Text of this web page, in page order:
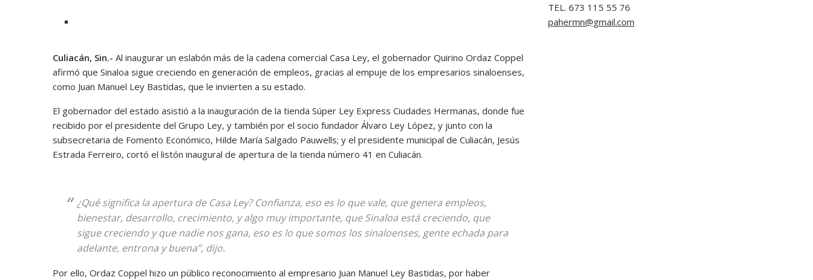
Culiacán, Sin.- Al inaugurar un eslabón más de la cadena comercial Casa Ley, el gobernador Quirino Ordaz Coppel
afirmó que Sinaloa sigue creciendo en generación de empleos, gracias al empuje de los empresarios sinaloenses,
como Juan Manuel Ley Bastidas, que le invierten a su estado.
El gobernador del estado asistió a la inauguración de la tienda Súper Ley Express Ciudades Hermanas, donde fue
recibido por el presidente del Grupo Ley, y también por el socio fundador Álvaro Ley López, y junto con la
subsecretaria de Fomento Económico, Hilde María Salgado Pauwells; y el presidente municipal de Culiacán, Jesús
Estrada Ferreiro, cortó el listón inaugural de apertura de la tienda número 41 en Culiacán.
¿Qué significa la apertura de Casa Ley? Confianza, eso es lo que vale, que genera empleos,
bienestar, desarrollo, crecimiento, y algo muy importante, que Sinaloa está creciendo, que
sigue creciendo y que nadie nos gana, eso es lo que somos los sinaloenses, gente echada para
adelante, entrona y buena”, dijo.
Por ello, Ordaz Coppel hizo un público reconocimiento al empresario Juan Manuel Ley Bastidas, por haber
TEL. 673 115 55 76
pahermn@gmail.com